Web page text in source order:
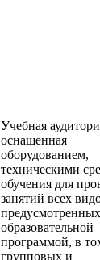
Учебная
оснащенная
оборудованием,
техническими
обучения для
занятий всех
предусмотренных
образовательной
программой, в
групповых и